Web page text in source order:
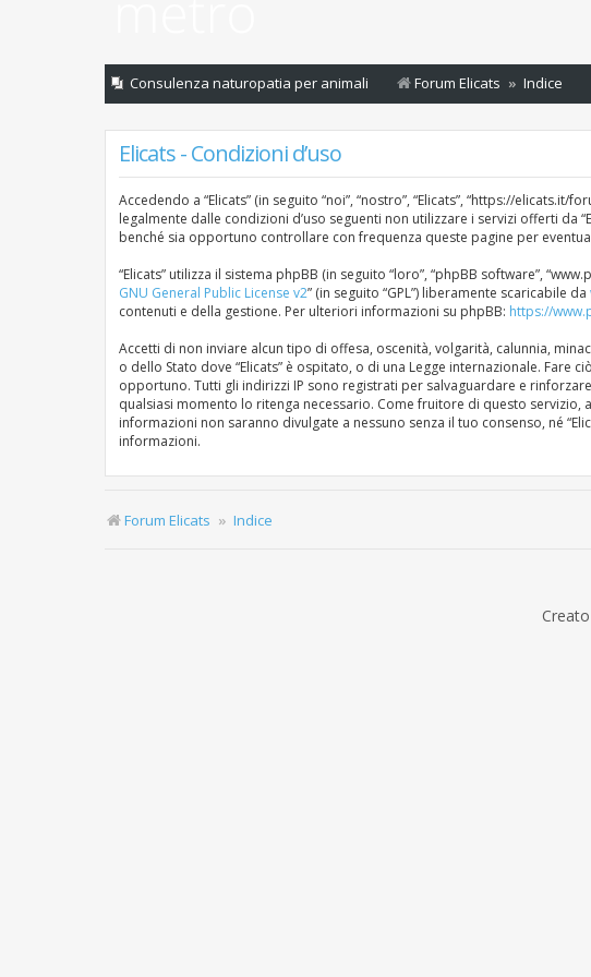
Consulenza naturopatia per animali Forum Elicats Indice
Elicats - Condizioni d’uso
Accedendo a “Elicats” (in seguito “noi”, “nostro”, “Elicats”, “https://
legalmente dalle condizioni d’uso seguenti non utilizzare i servizi offerti da
benché sia opportuno controllare con frequenza queste pagine per
“Elicats” utilizza il sistema phpBB (in seguito “loro”, “phpBB software”,
GNU General Public License v2” (in seguito “GPL”) liberamente scaricabile da
contenuti e della gestione. Per ulteriori informazioni su phpBB: https://
Accetti di non inviare alcun tipo di offesa, oscenità, volgarità, calunnia,
o dello Stato dove “Elicats” è ospitato, o di una Legge internazionale.
opportuno. Tutti gli indirizzi IP sono registrati per salvaguardare e
qualsiasi momento lo ritenga necessario. Come fruitore di questo
informazioni non saranno divulgate a nessuno senza il tuo consenso, né
informazioni.
Forum Elicats Indice